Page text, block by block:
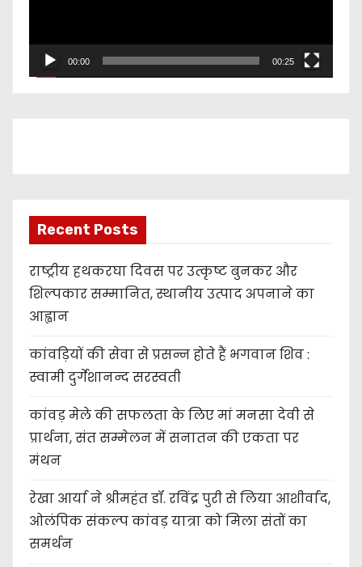
a
00:00 00:25
Recent Posts
राष्ट्रीय हथकरघा दिवस पर उत्कृष्ट बुनकर और
शिल्पकार सम्मानित, स्थानीय उत्पाद अपनाने का
आह्वान
कांवड़ियों की सेवा से प्रसन्न होते हैं भगवान शिव :
स्वामी दुर्गेशानन्द सरस्वती
कांवड़ मेले की सफलता के लिए मां मनसा देवी से
प्रार्थना, संत सम्मेलन में सनातन की एकता पर
मंथन
रेखा आर्या ने श्रीमहंत डॉ. रविंद्र पुरी से लिया आशीर्वाद,
ओलंपिक संकल्प कांवड़ यात्रा को मिला संतों का
समर्थन